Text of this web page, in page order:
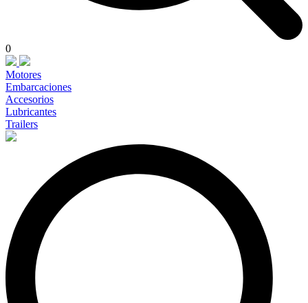
0
Motores
Embarcaciones
Accesorios
Lubricantes
Trailers